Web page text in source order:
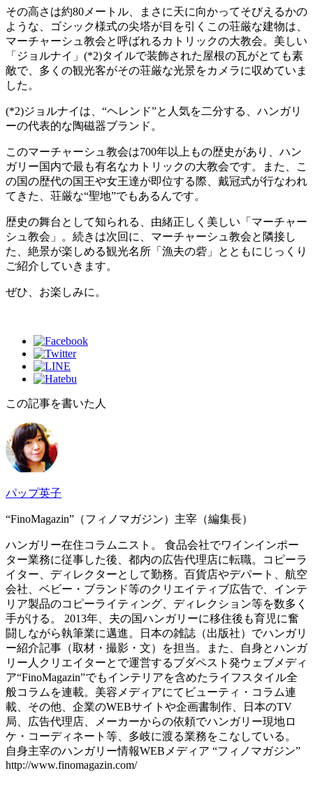
その高さは約80メートル、まさに天に向かってそびえるかの
ような、ゴシック様式の尖塔が目を引くこの荘厳な建物は、
マーチャーシュ教会と呼ばれるカトリックの大教会。美しい
「ジョルナイ」(*2)タイルで装飾された屋根の瓦がとても素
敵で、多くの観光客がその荘厳な光景をカメラに収めていま
した。
(*2)ジョルナイは、“ヘレンド”と人気を二分する、ハンガリ
ーの代表的な陶磁器ブランド。
このマーチャーシュ教会は700年以上もの歴史があり、ハン
ガリー国内で最も有名なカトリックの大教会です。また、こ
の国の歴代の国王や女王達が即位する際、戴冠式が行なわれ
てきた、荘厳な“聖地”でもあるんです。
歴史の舞台として知られる、由緒正しく美しい「マーチャー
シュ教会」。続きは次回に、マーチャーシュ教会と隣接し
た、絶景が楽しめる観光名所「漁夫の砦」とともにじっくり
ご紹介していきます。
ぜひ、お楽しみに。
この記事を書いた人
パップ英子
“FinoMagazin”（フィノマガジン）主宰（編集長）
ハンガリー在住コラムニスト。 食品会社でワインインポー
ター業務に従事した後、都内の広告代理店に転職。コピーラ
イター、ディレクターとして勤務。百貨店やデパート、航空
会社、ベビー・ブランド等のクリエイティブ広告で、インテ
リア製品のコピーライティング、ディレクション等を数多く
手がける。 2013年、夫の国ハンガリーに移住後も育児に奮
闘しながら執筆業に邁進。日本の雑誌（出版社）でハンガリ
ー紹介記事（取材・撮影・文）を担当。また、自身とハンガ
リー人クリエイターとで運営するブダペスト発ウェブメディ
ア“FinoMagazin”でもインテリアを含めたライフスタイル全
般コラムを連載。美容メディアにてビューティ・コラム連
載、その他、企業のWEBサイトや企画書制作、日本のTV
局、広告代理店、メーカーからの依頼でハンガリー現地ロ
ケ・コーディネート等、多岐に渡る業務をこなしている。
自身主宰のハンガリー情報WEBメディア “フィノマガジン”
http://www.finomagazin.com/